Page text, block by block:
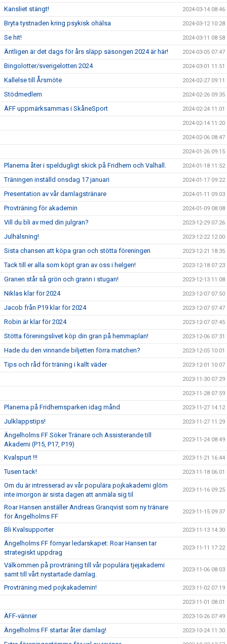
Kansliet stängt! 2024-03-14 08:46
Bryta tystnaden kring psykisk ohälsa 2024-03-12 10:28
Se hit! 2024-03-11 08:58
Äntligen är det dags för års släpp säsongen 2024 är här! 2024-03-05 07:47
Bingolotter/sverigelotten 2024 2024-03-01 11:51
Kallelse till Årsmöte 2024-02-27 09:11
Stödmedlem 2024-02-26 09:35
ÄFF uppmärksammas i SkåneSport 2024-02-24 11:01
2024-02-14 11:20
2024-02-06 08:47
2024-01-26 09:15
Planerna åter i speldugligt skick på Fridhem och Valhall. 2024-01-18 11:52
Träningen inställd onsdag 17 januari 2024-01-17 09:22
Presentation av vår damlagstränare 2024-01-11 09:03
Provträning för akademin 2024-01-09 08:08
Vill du bli av med din julgran? 2023-12-29 07:26
Julhälsning! 2023-12-22 12:00
Sista chansen att köpa gran och stötta föreningen 2023-12-21 18:35
Tack till er alla som köpt gran av oss i helgen! 2023-12-18 07:23
Granen står så grön och grann i stugan! 2023-12-13 11:08
Niklas klar för 2024 2023-12-07 07:50
Jacob från P19 klar för 2024 2023-12-07 07:47
Robin är klar för 2024 2023-12-07 07:45
Stötta föreningslivet köp din gran på hemmaplan! 2023-12-06 07:31
Hade du den vinnande biljetten förra matchen? 2023-12-05 10:01
Tips och råd för träning i kallt väder 2023-12-01 10:07
2023-11-30 07:29
2023-11-28 07:59
Planerna på Fridhemsparken idag månd 2023-11-27 14:12
Julklappstips! 2023-11-27 11:29
Ängelholms FF Söker Tränare och Assisterande till
Akademi (P15, P17, P19)
2023-11-24 08:49
Kvalspurt !!! 2023-11-21 16:44
Tusen tack! 2023-11-18 06:01
Om du är intresserad av vår populära pojkakademi glöm
inte imorgon är sista dagen att anmäla sig til
2023-11-16 09:25
Roar Hansen anställer Andreas Granqvist som ny tränare
för Ängelholms FF
2023-11-15 09:37
Bli Kvalsupporter 2023-11-13 14:30
Ängelholms FF förnyar ledarskapet: Roar Hansen tar
strategiskt uppdrag
2023-11-11 17:22
Välkommen på provträning till vår populära tjejakademi
samt till vårt nystartade damlag.
2023-11-06 08:03
Provträning med pojkakademin! 2023-11-02 07:19
2023-11-01 08:01
ÄFF-vänner 2023-10-26 07:49
Ängelholms FF startar åter damlag! 2023-10-24 11:30